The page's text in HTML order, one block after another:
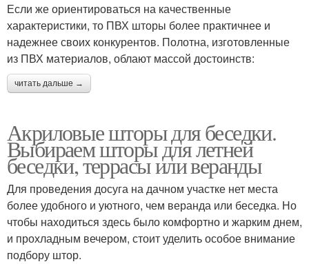
Если же ориентироваться на качественные
характеристики, то ПВХ шторы более практичнее и
надежнее своих конкурентов. Полотна, изготовленные
из ПВХ материалов, облают массой достоинств:
читать дальше →
Акриловые шторы для беседки.
Выбираем шторы для летней
беседки, террасы или веранды
Для проведения досуга на дачном участке нет места
более удобного и уютного, чем веранда или беседка. Но
чтобы находиться здесь было комфортно и жарким днем,
и прохладным вечером, стоит уделить особое внимание
подбору штор.